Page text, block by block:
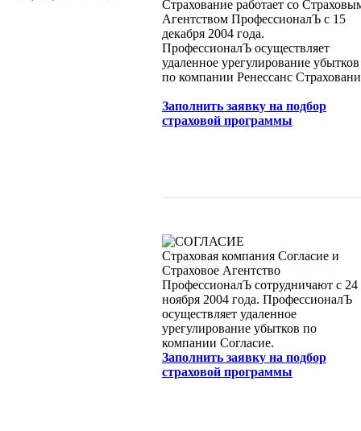
Страхование работает со
Агентством ПрофессионалЪ с 15
декабря 2004 года.
ПрофессионалЪ осуществляет
удаленное урегулирование убытков
по компании Ренессанс
Заполнить заявку на подбор
страховой программы
Страховая компания Согласие и
Страховое Агентство
ПрофессионалЪ сотрудничают с 24
ноября 2004 года. ПрофессионалЪ
осуществляет удаленное
урегулирование убытков по
компании Согласие.
Заполнить заявку на подбор
страховой программы